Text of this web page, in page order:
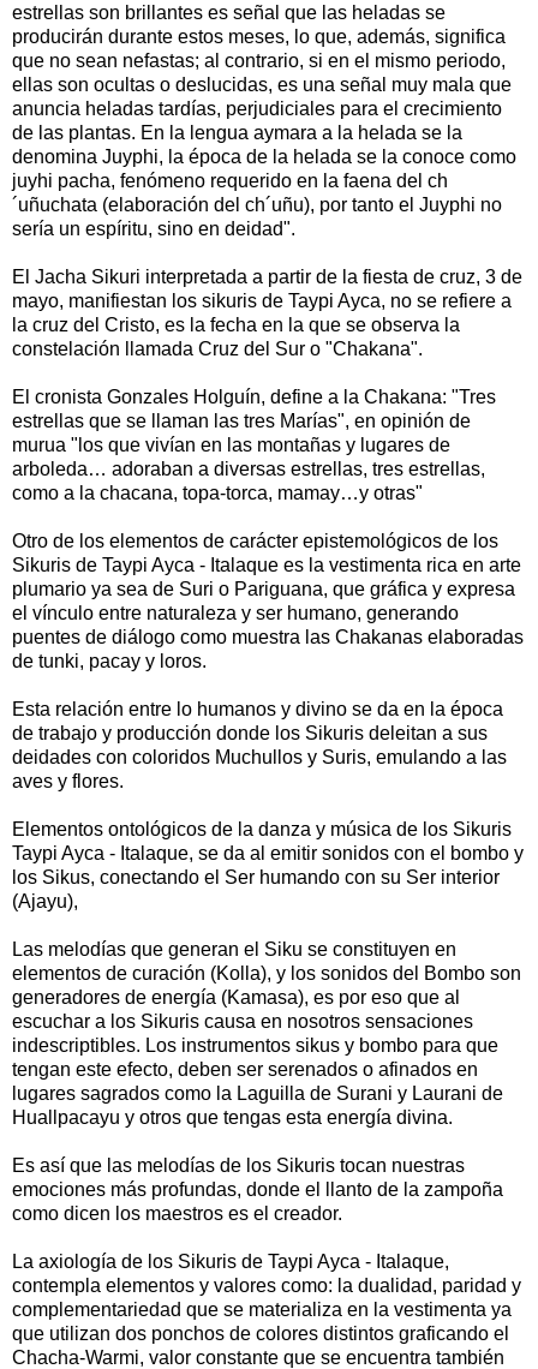
estrellas son brillantes es señal que las heladas se
producirán durante estos meses, lo que, además, significa
que no sean nefastas; al contrario, si en el mismo periodo,
ellas son ocultas o deslucidas, es una señal muy mala que
anuncia heladas tardías, perjudiciales para el crecimiento
de las plantas. En la lengua aymara a la helada se la
denomina Juyphi, la época de la helada se la conoce como
juyhi pacha, fenómeno requerido en la faena del ch
´uñuchata (elaboración del ch´uñu), por tanto el Juyphi no
sería un espíritu, sino en deidad".
El Jacha Sikuri interpretada a partir de la fiesta de cruz, 3 de
mayo, manifiestan los sikuris de Taypi Ayca, no se refiere a
la cruz del Cristo, es la fecha en la que se observa la
constelación llamada Cruz del Sur o "Chakana".
El cronista Gonzales Holguín, define a la Chakana: "Tres
estrellas que se llaman las tres Marías", en opinión de
murua "los que vivían en las montañas y lugares de
arboleda… adoraban a diversas estrellas, tres estrellas,
como a la chacana, topa-torca, mamay…y otras"
Otro de los elementos de carácter epistemológicos de los
Sikuris de Taypi Ayca - Italaque es la vestimenta rica en arte
plumario ya sea de Suri o Pariguana, que gráfica y expresa
el vínculo entre naturaleza y ser humano, generando
puentes de diálogo como muestra las Chakanas elaboradas
de tunki, pacay y loros.
Esta relación entre lo humanos y divino se da en la época
de trabajo y producción donde los Sikuris deleitan a sus
deidades con coloridos Muchullos y Suris, emulando a las
aves y flores.
Elementos ontológicos de la danza y música de los Sikuris
Taypi Ayca - Italaque, se da al emitir sonidos con el bombo y
los Sikus, conectando el Ser humando con su Ser interior
(Ajayu),
Las melodías que generan el Siku se constituyen en
elementos de curación (Kolla), y los sonidos del Bombo son
generadores de energía (Kamasa), es por eso que al
escuchar a los Sikuris causa en nosotros sensaciones
indescriptibles. Los instrumentos sikus y bombo para que
tengan este efecto, deben ser serenados o afinados en
lugares sagrados como la Laguilla de Surani y Laurani de
Huallpacayu y otros que tengas esta energía divina.
Es así que las melodías de los Sikuris tocan nuestras
emociones más profundas, donde el llanto de la zampoña
como dicen los maestros es el creador.
La axiología de los Sikuris de Taypi Ayca - Italaque,
contempla elementos y valores como: la dualidad, paridad y
complementariedad que se materializa en la vestimenta ya
que utilizan dos ponchos de colores distintos graficando el
Chacha-Warmi, valor constante que se encuentra también